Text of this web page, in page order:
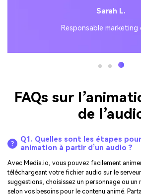
Sarah L.
Responsable marketing
FAQs sur
de
Q1. Quelles sont les étapes
animation à partir d’un audio ?
Avec Media.io, vous pouvez facilement
téléchargeant votre fichier audio sur le
suggestions, choisissez un personnage ou un
selon vos besoins pour le contenu animé.